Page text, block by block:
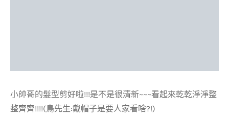
小帥哥的髮型剪好啦!!!是不是很清新~~~看起來乾乾淨淨整
整齊齊!!!!(鳥先生:戴帽子是要人家看啥?!)